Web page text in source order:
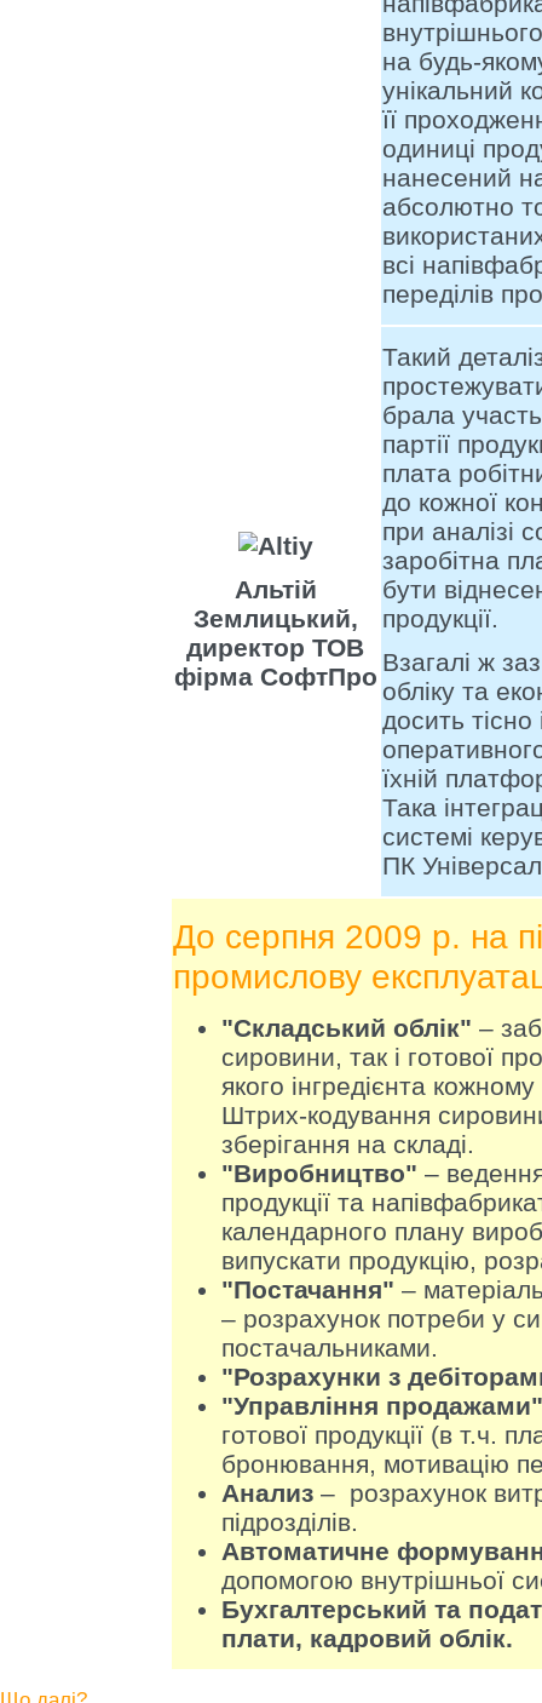
на будь-
унікальний
її
одиниці
нанесений
абсолютно
всі
переділів
Альтій
Землицький,
директор ТОВ
фірма СофтПро
Такий
брала
партії
плата
до кожної
при аналізі
заробітна
бути
продукції.
Взагалі ж
обліку та
досить тісно
їхній
Така
системі
ПК
До серпня 2009 р. на
промислову
"Складський облік" –
сировини, так і готової
якого інгредієнта
Штрих-кодування
зберігання на складі.
"Виробництво" –
продукції та
календарного плану
випускати продукцію,
"Постачання" –
– розрахунок потреби у
постачальниками.
"Розрахунки з
"Управління продажами"
готової продукції (в т.ч.
бронювання, мотивацію
Анализ – розрахунок
підрозділів.
Автоматичне
допомогою внутрішньої
Бухгалтерський та
плати, кадровий облік.